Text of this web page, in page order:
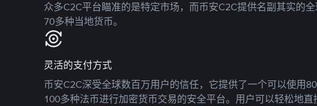
众多C2C平台瞄准的是特定市场，而币安C2C提供名副其实的
70多种当地货币。
灵活的支付方式
币安C2C深受全球数百万用户的信任，它提供了一个可以使用
100多种法币进行加密货币交易的安全平台。用户可以轻松地直